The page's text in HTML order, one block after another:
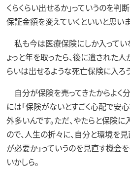
くらくらい出せるか」っていうのを判
保証金額を変えていくといいと思いま
私も今は医療保険にしか入ってい
ょっと年を取ったら、後に遺された人
らいは出せるような死亡保険に入ろ
自分が保険を売ってきたからよく
には「保険がないとすごく心配で安
外多いんです。ただ、やたらと保険
ので、人生の折々に、自分と環境を見
が必要か」っていうのを見直す機会
いかしら。